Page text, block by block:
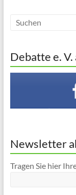
Debatte e.
Newsletter
Tragen Sie hier